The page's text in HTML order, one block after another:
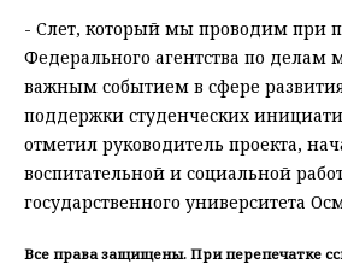
- Слет, который мы проводим при
Федерального агентства по делам
важным событием в сфере
поддержки студенческих
отметил руководитель проекта,
воспитательной и социальной
государственного университета
Все права защищены. При перепечатке